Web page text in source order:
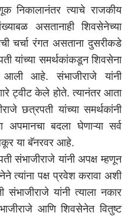
निकालानंतर त्याचे राजकीय
असतानाही शिवसेनेच्या
चर्चा रंगत असताना दुसरीकडे
यांच्या समर्थकांकडून शिवसेना
आली आहे. संभाजीराजे यांनी
ट्वीट केले होते. त्यानंतर आता
छत्रपती यांच्या समर्थकांनी
बदला घेणाऱ्या सर्व
या बॅनरवर आहे.
संभाजीराजे यांनी अपक्ष म्हणून
त्यांना पक्ष प्रवेश करावा अशी
यांनी त्याला नकार
आणि शिवसेनेत वितुष्ट